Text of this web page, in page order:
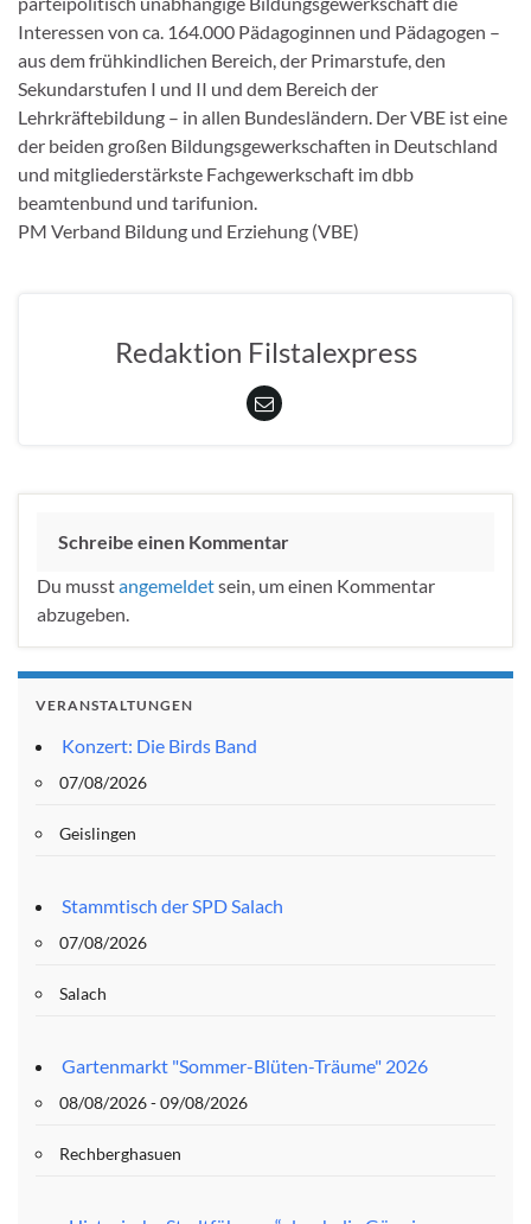
Interessen von ca. 164.000 Pädagoginnen und Pädagogen –
aus dem frühkindlichen Bereich, der Primarstufe, den
Sekundarstufen I und II und dem Bereich der
Lehrkräftebildung – in allen Bundesländern. Der VBE ist eine
der beiden großen Bildungsgewerkschaften in Deutschland
und mitgliederstärkste Fachgewerkschaft im dbb
beamtenbund und tarifunion.
PM Verband Bildung und Erziehung (VBE)
Redaktion Filstalexpress
Schreibe einen Kommentar
Du musstangemeldetsein, um einen Kommentar
abzugeben.
VERANSTALTUNGEN
Konzert: Die Birds Band
07/08/2026
Geislingen
Stammtisch der SPD Salach
07/08/2026
Salach
Gartenmarkt "Sommer-Blüten-Träume" 2026
08/08/2026 - 09/08/2026
Rechberghasuen